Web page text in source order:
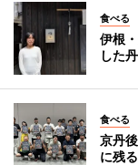
食べる
伊根
した
食べる
京丹
に残